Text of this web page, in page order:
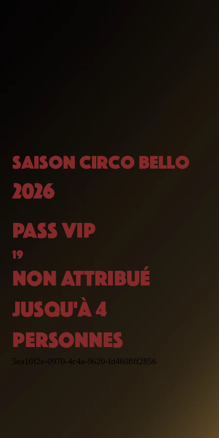
saison circo bello
2026
PASS VIP
19
NON ATTRIBUÉ
JUSQU'À 4
PERSONNES
5ea10f2e-0970-4c4a-9620-fd4608ff2856